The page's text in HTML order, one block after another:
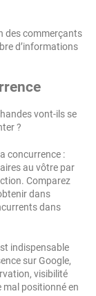
des commerçants
d’informations
vont-ils se
?
concurrence :
au vôtre par
Comparez
dans
dans
indispensable
sur Google,
visibilité
mal positionné en